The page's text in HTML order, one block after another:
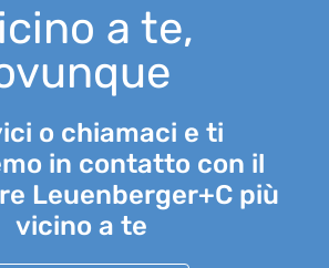
a te,
o chiamaci e ti
in contatto con il
Leuenberger+C più
vicino a te